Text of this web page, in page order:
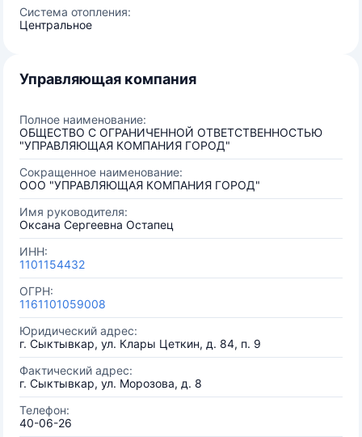
Система отопления:
Центральное
Управляющая компания
Полное наименование:
ОБЩЕСТВО С ОГРАНИЧЕННОЙ ОТВЕТСТВЕННОСТЬЮ
"УПРАВЛЯЮЩАЯ КОМПАНИЯ ГОРОД"
Сокращенное наименование:
ООО "УПРАВЛЯЮЩАЯ КОМПАНИЯ ГОРОД"
Имя руководителя:
Оксана Сергеевна Остапец
ИНН:
1101154432
ОГРН:
1161101059008
Юридический адрес:
г. Сыктывкар, ул. Клары Цеткин, д. 84, п. 9
Фактический адрес:
г. Сыктывкар, ул. Морозова, д. 8
Телефон:
40-06-26